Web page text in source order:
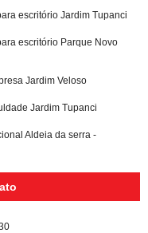
escritório Jardim Tupanci
escritório Parque Novo
Jardim Veloso
Jardim Tupanci
Aldeia da serra -